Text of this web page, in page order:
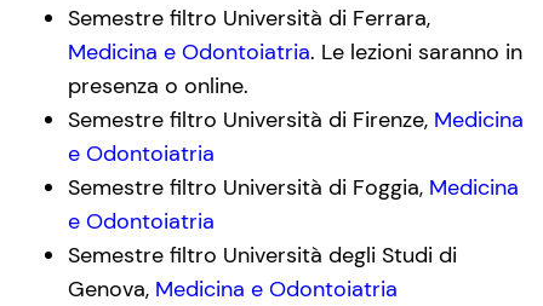
Semestre filtro Università di Ferrara,
Medicina e Odontoiatria. Le lezioni saranno in
presenza o online.
Semestre filtro Università di Firenze, Medicina
e Odontoiatria
Semestre filtro Università di Foggia, Medicina
e Odontoiatria
Semestre filtro Università degli Studi di
Genova, Medicina e Odontoiatria